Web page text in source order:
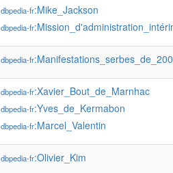
dbpedia-fr:Mike_Jackson
dbpedia-fr
dbpedia-fr
dbpedia-fr:Xavier_Bout_de_Marnhac
dbpedia-fr:Yves_de_Kermabon
dbpedia-fr:Marcel_Valentin
dbpedia-fr:Olivier_Kim